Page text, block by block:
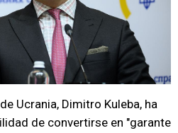
Ucrania, Dimitro Kuleba, ha
de convertirse en "garante